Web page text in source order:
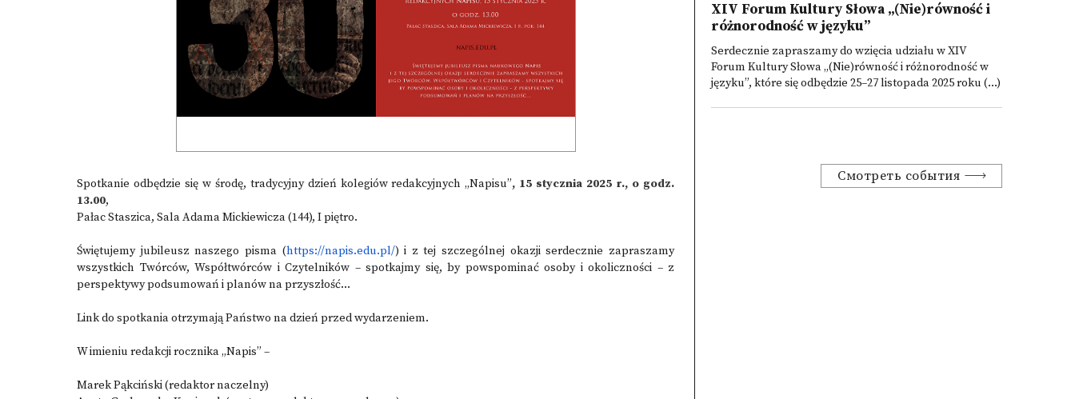
Spotkanie odbędzie się w środę, tradycyjny dzień kolegiów redakcyjnych „Napisu”, 15 stycznia 2025 r., o godz.
13.00,
Pałac Staszica, Sala Adama Mickiewicza (144), I piętro.
Świętujemy jubileusz naszego pisma (https://napis.edu.pl/) i z tej szczególnej okazji serdecznie zapraszamy
wszystkich Twórców, Współtwórców i Czytelników – spotkajmy się, by powspominać osoby i okoliczności – z
perspektywy podsumowań i planów na przyszłość...
Link do spotkania otrzymają Państwo na dzień przed wydarzeniem.
W imieniu redakcji rocznika „Napis” –
Marek Pąkciński (redaktor naczelny)
XIV Forum Kultury Słowa „(Nie)równość i
różnorodność w języku”
Serdecznie zapraszamy do wzięcia udziału w XIV
Forum Kultury Słowa „(Nie)równość i różnorodność w
języku”, które się odbędzie 25–27 listopada 2025 roku (...)
Смотреть события